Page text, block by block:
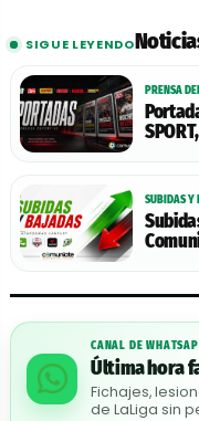
SIGUE LEYENDO
PRENSA
SUBIDAS Y
CANAL DE
Última hora
Fichajes,
de LaLiga sin